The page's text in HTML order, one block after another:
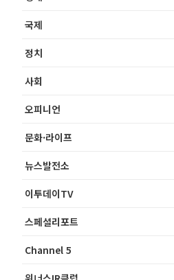
국제
정치
사회
오피니언
문화·라이프
뉴스발전소
이투데이TV
스페셜리포트
Channel 5